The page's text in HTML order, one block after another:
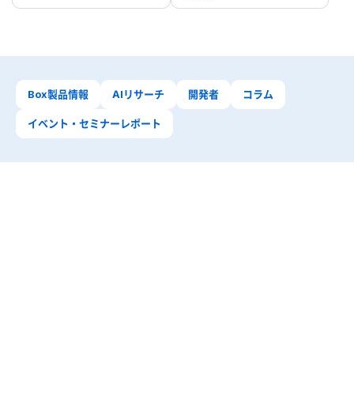
Box製品情報 AIリサーチ 開発者 コラム
イベント・セミナーレポート